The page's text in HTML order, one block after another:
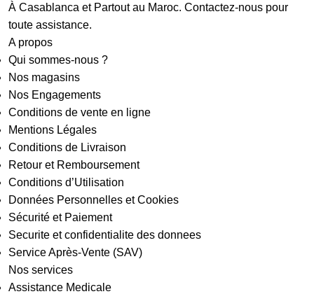
À Casablanca et Partout au Maroc. Contactez-nous pour
toute assistance.
A propos
Qui sommes-nous ?
Nos magasins
Nos Engagements
Conditions de vente en ligne
Mentions Légales
Conditions de Livraison
Retour et Remboursement
Conditions d’Utilisation
Données Personnelles et Cookies
Sécurité et Paiement
Securite et confidentialite des donnees
Service Après-Vente (SAV)
Nos services
Assistance Medicale